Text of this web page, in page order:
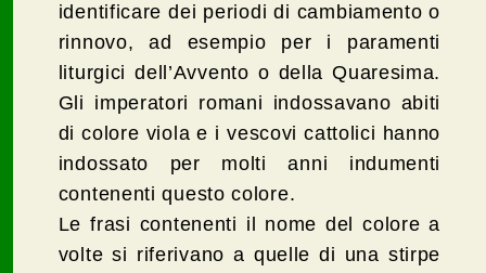
identificare dei periodi di cambiamento o
rinnovo, ad esempio per i paramenti
liturgici dell’Avvento o della Quaresima.
Gli imperatori romani indossavano abiti
di colore viola e i vescovi cattolici hanno
indossato per molti anni indumenti
contenenti questo colore.
Le frasi contenenti il nome del colore a
volte si riferivano a quelle di una stirpe